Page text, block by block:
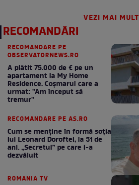
VEZI MAI MULT
RECOMANDĂRI
RECOMANDARE PE
OBSERVATORNEWS.RO
A plătit 75.000 de € pe un
apartament la My Home
Residence. Coşmarul care a
urmat: "Am început să
tremur"
RECOMANDARE PE AS.RO
Cum se menţine în formă soţia
lui Leonard Doroftei, la 51 de
ani. „Secretul” pe care l-a
dezvăluit
ROMANIA TV